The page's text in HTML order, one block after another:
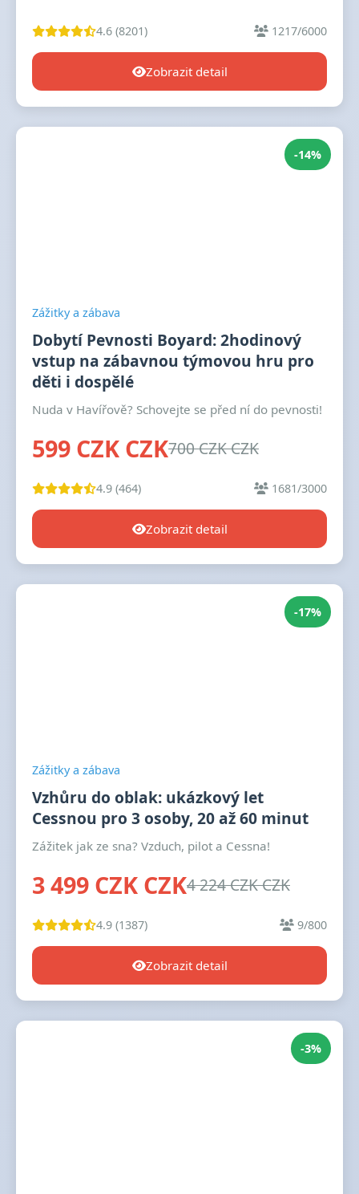
4.6 (8201) 1217/6000
Zobrazit detail
-14%
Zážitky a zábava
Dobytí Pevnosti Boyard: 2hodinový
vstup na zábavnou týmovou hru pro
děti i dospělé
Nuda v Havířově? Schovejte se před ní do pevnosti!
599 CZK CZK700 CZK CZK
4.9 (464) 1681/3000
Zobrazit detail
-17%
Zážitky a zábava
Vzhůru do oblak: ukázkový let
Cessnou pro 3 osoby, 20 až 60 minut
Zážitek jak ze sna? Vzduch, pilot a Cessna!
3 499 CZK CZK4 224 CZK CZK
4.9 (1387) 9/800
Zobrazit detail
-3%